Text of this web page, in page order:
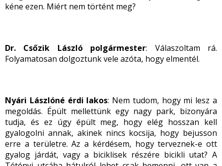
kéne ezen. Miért nem történt meg?
Dr. Csőzik László polgármester: Válaszoltam rá.
Folyamatosan dolgoztunk vele azóta, hogy elmentél.
Nyári Lászlóné érdi lakos: Nem tudom, hogy mi lesz a
megoldás. Épült mellettünk egy nagy park, bizonyára
tudja, és ez úgy épült meg, hogy elég hosszan kell
gyalogolni annak, akinek nincs kocsija, hogy bejusson
erre a területre. Az a kérdésem, hogy terveznek-e ott
gyalog járdát, vagy a biciklisek részére bicikli utat? A